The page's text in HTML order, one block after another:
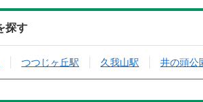
探す
つつじヶ丘駅 久我山駅 井の頭公